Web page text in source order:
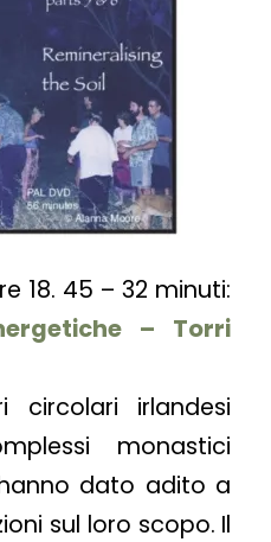
18. 45 – 32 minuti:
– Torri
circolari irlandesi
monastici
dato adito a
sul loro scopo. Il